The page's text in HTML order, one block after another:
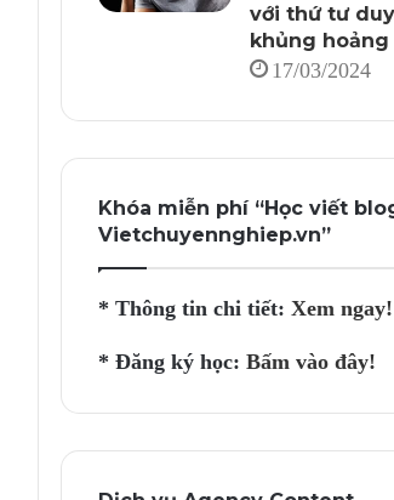
với thứ tư
khủng hoảng
17/03/2024
Khóa miễn phí “Học viết
Vietchuyennghiep.vn”
* Thông tin chi tiết:Xem ngay!
* Đăng ký học:Bấm vào đây!